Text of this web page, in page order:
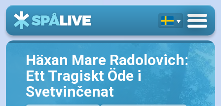
Häxan Mare Radolovich:
Ett Tragiskt Öde i
Svetvinčenat